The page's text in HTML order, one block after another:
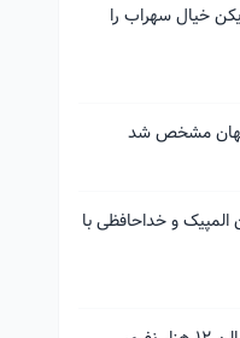
خیال سهراب را
مشخص شد
المپیک و خداحافظی با